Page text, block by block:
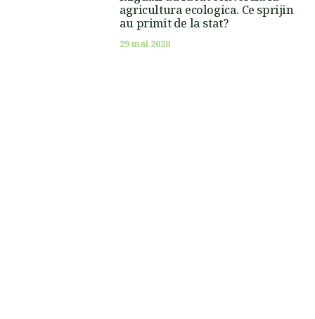
agricultura ecologica. Ce sprijin
au primit de la stat?
29 mai 2020